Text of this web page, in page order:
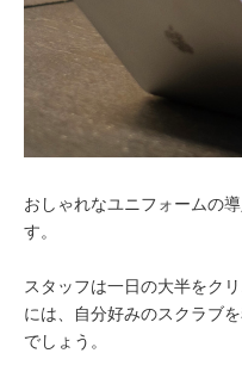
おしゃれなユニフォームの
す。
スタッフは一日の大半をク
には、自分好みのスクラブ
でしょう。